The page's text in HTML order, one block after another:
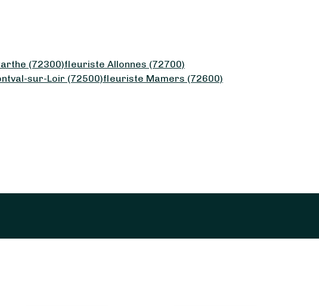
(72300)fleuriste Allonnes (72700)
sur-Loir (72500)fleuriste Mamers (72600)